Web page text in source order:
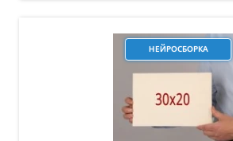
НЕЙРОСБОРКА